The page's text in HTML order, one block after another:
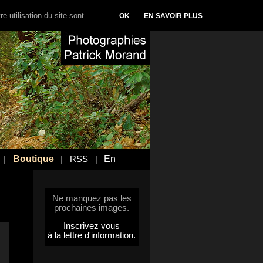
Boutique RSS En
Ne manquez pas les
prochaines images.
Inscrivez vous
à la lettre d'information.
utilisation du site sont OK EN SAVOIR PLUS